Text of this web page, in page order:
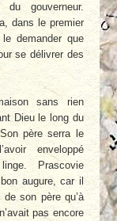
gouverneur.
dans le premier
le demander que
se délivrer des
sans rien
Dieu le long du
père serra le
enveloppé
Prascovie
augure, car il
son père qu’à
pas encore